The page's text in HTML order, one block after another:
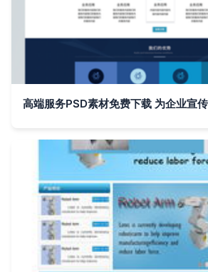
高端服务PSD素材免费下载 为企业宣